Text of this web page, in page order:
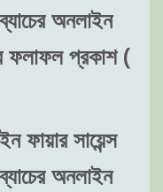
অনলাইন
ফলাফল প্রকাশ (
ফায়ার সায়েন্স
অনলাইন